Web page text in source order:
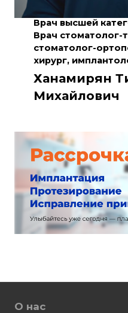
Врач высшей
Врач стоматолог-
стоматолог-
хирург,
Ханамирян
Михайлович
О нас